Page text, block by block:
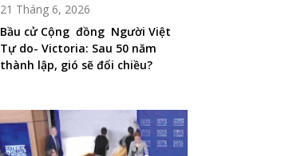
21 Tháng 6, 2026
Bầu cử Cộng đồng Người Việt
Tự do- Victoria: Sau 50 năm
thành lập, gió sẽ đổi chiều?